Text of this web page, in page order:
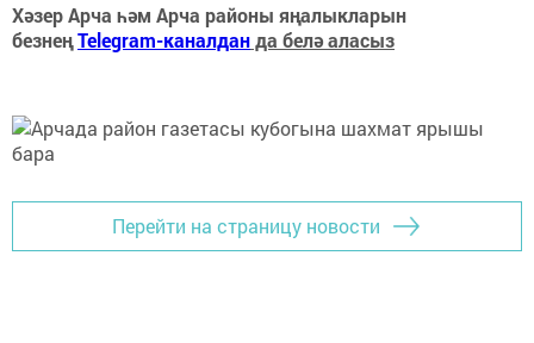
Хәзер Арча һәм Арча районы яңалыкларын
безнеңTelegram-каналданда белә аласыз
Перейти на страницу новости